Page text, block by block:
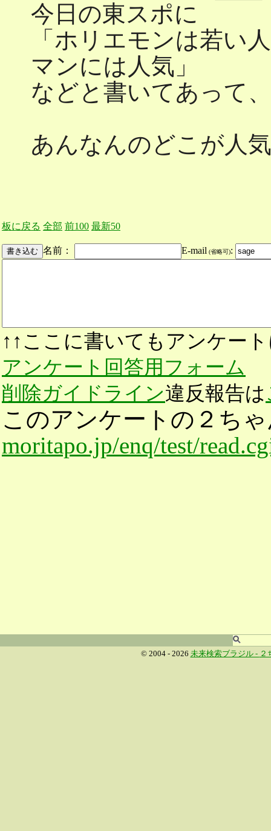
今日の東スポに
「ホリエモンは若い
マンには人気」
などと書いてあって
あんなんのどこが人
板に戻る 全部 前100 最新50
名前： E-mail (省略可):
↑↑ここに書いてもアンケー
アンケート回答用フォーム
削除ガイドライン違反報告は
このアンケートの２ち
moritapo.jp/enq/test/
© 2004 - 2026 未来検索ブラジル - ２